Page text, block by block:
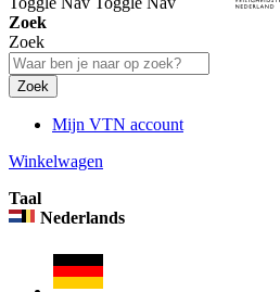
Zoek
Zoek
Zoek
Mijn VTN account
Winkelwagen
Taal
Nederlands